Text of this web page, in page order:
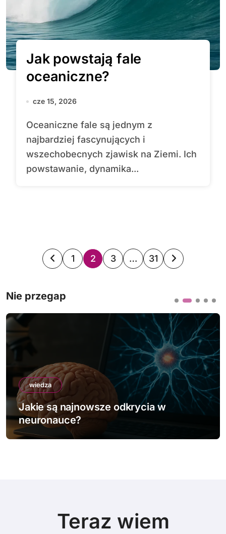
Jak powstają fale
oceaniczne?
cze 15, 2026
Oceaniczne fale są jednym z
najbardziej fascynujących i
wszechobecnych zjawisk na Ziemi. Ich
powstawanie, dynamika...
S
r
i
c
o
w
a
1 2 3 … 31
Nie przegap
wiedza
Jakie są najdziwniejsze prawa fizyki?
Teraz wiem